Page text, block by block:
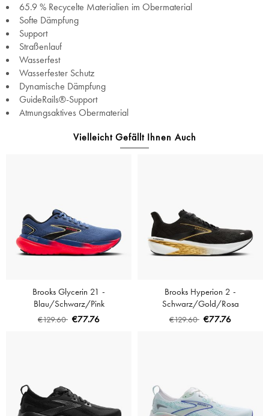
65.9 % Recycelte Materialien im Obermaterial
Softe Dämpfung
Support
Straßenlauf
Wasserfest
Wasserfester Schutz
Dynamische Dämpfung
GuideRails®-Support
Atmungsaktives Obermaterial
Vielleicht Gefällt Ihnen Auch
Brooks Glycerin 21 -
Blau/Schwarz/Pink
€129.60 €77.76
Brooks Hyperion 2 -
Schwarz/Gold/Rosa
€129.60 €77.76